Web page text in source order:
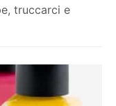
truccarci e